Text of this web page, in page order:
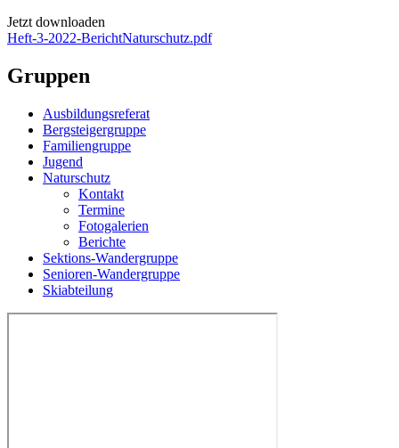
Jetzt downloaden
Heft-3-2022-BerichtNaturschutz.pdf
Gruppen
Ausbildungsreferat
Bergsteigergruppe
Familiengruppe
Jugend
Naturschutz
Kontakt
Termine
Fotogalerien
Berichte
Sektions-Wandergruppe
Senioren-Wandergruppe
Skiabteilung